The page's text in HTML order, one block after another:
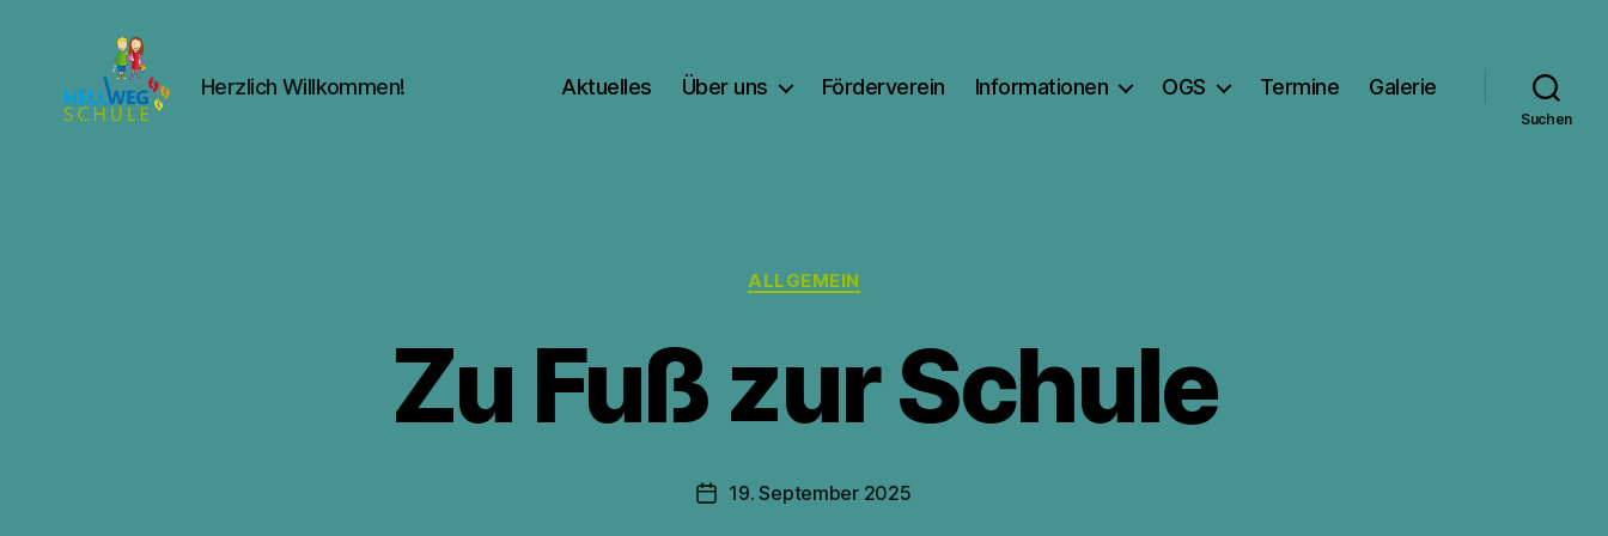
Herzlich Willkommen! Aktuelles Über uns Förderverein Informationen OGS Termine Galerie
Suchen
Kategorien
ALLGEMEIN
Zu Fuß zur Schule
Beitragsautor
V
o
Beitragsdatum
19. September 2025